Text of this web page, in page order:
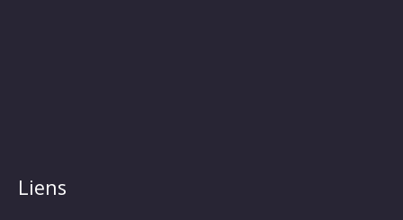
Liens